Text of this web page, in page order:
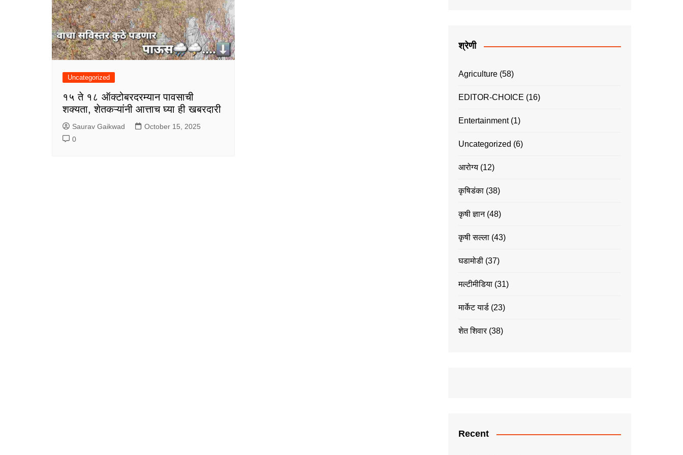
Uncategorized
१५ ते १८ ऑक्टोबरदरम्यान पावसाची
शक्यता, शेतकऱ्यांनी आत्ताच घ्या ही खबरदारी
Saurav Gaikwad
October 15, 2025
0
श्रेणी
Agriculture (58)
EDITOR-CHOICE (16)
Entertainment(1)
Uncategorized (6)
आरोग्य (12)
कृषिडंका (38)
कृषी ज्ञान(48)
कृषी सल्ला (43)
घडामोडी (37)
मल्टीमीडिया (31)
मार्केट यार्ड (23)
शेत शिवार(38)
Recent